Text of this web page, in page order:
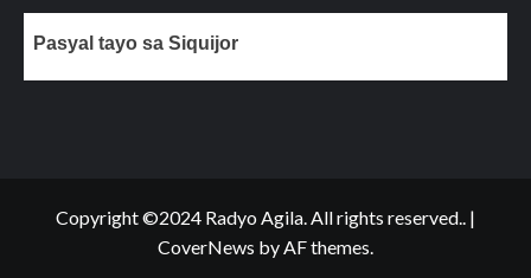
Pasyal tayo sa Siquijor
Copyright ©2024 Radyo Agila. All rights reserved.. |
CoverNews by AF themes.